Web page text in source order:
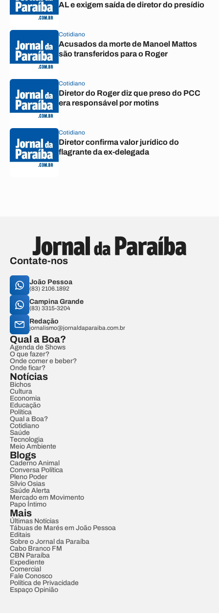
AL e exigem saída de diretor do presídio
Cotidiano
Acusados da morte de Manoel Mattos
são transferidos para o Roger
Cotidiano
Diretor do Roger diz que preso do PCC
era responsável por motins
Cotidiano
Diretor confirma valor jurídico do
flagrante da ex-delegada
Contate-nos
João Pessoa
(83) 2106.1892
Campina Grande
(83) 3315-3204
Redação
jornalismo@jornaldaparaiba.com.br
Qual a Boa?
Agenda de Shows
O que fazer?
Onde comer e beber?
Onde ficar?
Notícias
Bichos
Cultura
Economia
Educação
Política
Qual a Boa?
Cotidiano
Saúde
Tecnologia
Meio Ambiente
Blogs
Caderno Animal
Conversa Política
Pleno Poder
Sílvio Osias
Saúde Alerta
Mercado em Movimento
Papo Íntimo
Mais
Últimas Notícias
Tábuas de Marés em João Pessoa
Editais
Sobre o Jornal da Paraíba
Cabo Branco FM
CBN Paraíba
Expediente
Comercial
Fale Conosco
Política de Privacidade
Espaço Opinião